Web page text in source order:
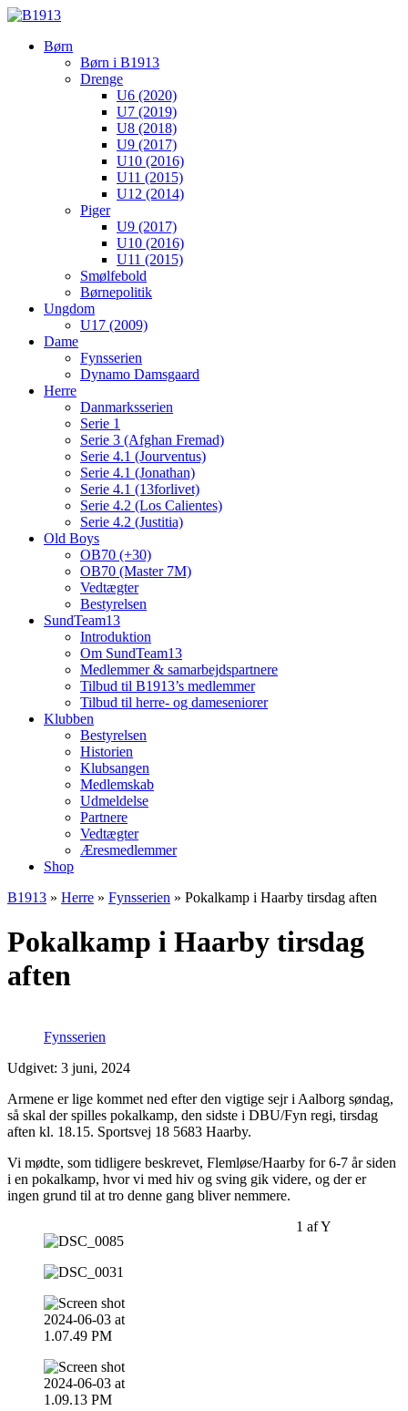
Børn
Børn i B1913
Drenge
U6 (2020)
U7 (2019)
U8 (2018)
U9 (2017)
U10 (2016)
U11 (2015)
U12 (2014)
Piger
U9 (2017)
U10 (2016)
U11 (2015)
Smølfebold
Børnepolitik
Ungdom
U17 (2009)
Dame
Fynsserien
Dynamo Damsgaard
Herre
Danmarksserien
Serie 1
Serie 3 (Afghan Fremad)
Serie 4.1 (Jourventus)
Serie 4.1 (Jonathan)
Serie 4.1 (13forlivet)
Serie 4.2 (Los Calientes)
Serie 4.2 (Justitia)
Old Boys
OB70 (+30)
OB70 (Master 7M)
Vedtægter
Bestyrelsen
SundTeam13
Introduktion
Om SundTeam13
Medlemmer & samarbejdspartnere
Tilbud til B1913’s medlemmer
Tilbud til herre- og dameseniorer
Klubben
Bestyrelsen
Historien
Klubsangen
Medlemskab
Udmeldelse
Partnere
Vedtægter
Æresmedlemmer
Shop
B1913 » Herre » Fynsserien » Pokalkamp i Haarby tirsdag aften
Pokalkamp i Haarby tirsdag
aften
Fynsserien
Udgivet: 3 juni, 2024
Armene er lige kommet ned efter den vigtige sejr i Aalborg søndag,
så skal der spilles pokalkamp, den sidste i DBU/Fyn regi, tirsdag
aften kl. 18.15. Sportsvej 18 5683 Haarby.
Vi mødte, som tidligere beskrevet, Flemløse/Haarby for 6-7 år siden
i en pokalkamp, hvor vi med hiv og sving gik videre, og der er
ingen grund til at tro denne gang bliver nemmere.
1 afY